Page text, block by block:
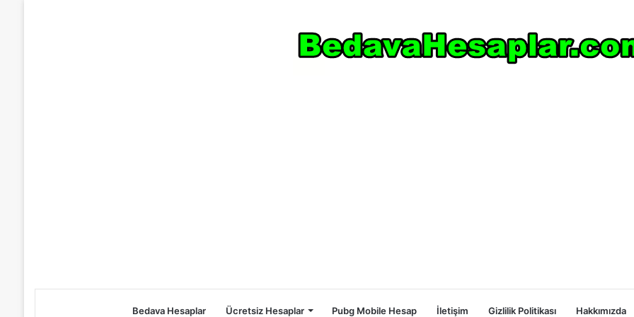
Bedava Hesaplar Ücretsiz Hesaplar Pubg Mobile Hesap İletişim Gizlilik Politikası Hakkımızda